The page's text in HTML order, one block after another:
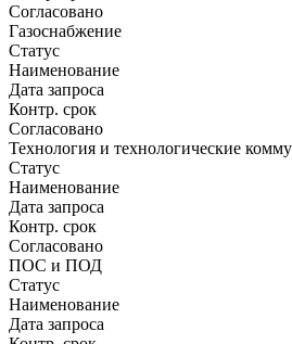
Согласовано
Газоснабжение
Статус
Наименование
Дата запроса
Контр. срок
Согласовано
Технология и технологические
Статус
Наименование
Дата запроса
Контр. срок
Согласовано
ПОС и ПОД
Статус
Наименование
Дата запроса